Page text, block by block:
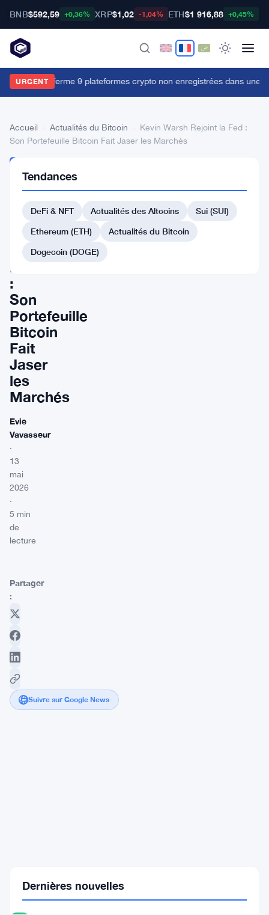
BNB$592,59 +0,36% XRP$1,02 -1,04% ETH$1 916,88 +0,45%
URGENT
FSB russe ferme 9 plateformes crypto non enregistrées dans une
Accueil Actualités du Bitcoin
Kevin Warsh Rejoint la Fed :
Son Portefeuille Bitcoin Fait Jaser les Marchés
DU BITCOIN
Warsh
Rejoint
Fed
:
Son
Portefeuille
Bitcoin
Fait
Jaser
les
Marchés
Evie
Vavasseur
·
13
mai
2026
·
5 min
de
lecture
Partager
:
Suivre sur Google News
Marchés
Tendances
DeFi & NFT Actualités des Altcoins
Sui (SUI)
Ethereum (ETH)
Actualités du Bitcoin
Dogecoin (DOGE)
Dernières nouvelles